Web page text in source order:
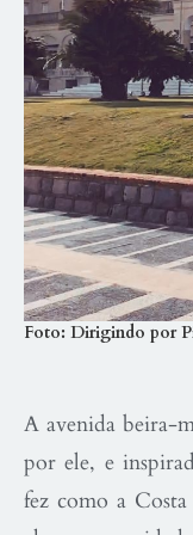
Foto: Dirigindo por
A avenida beira-
por ele, e
fez como a